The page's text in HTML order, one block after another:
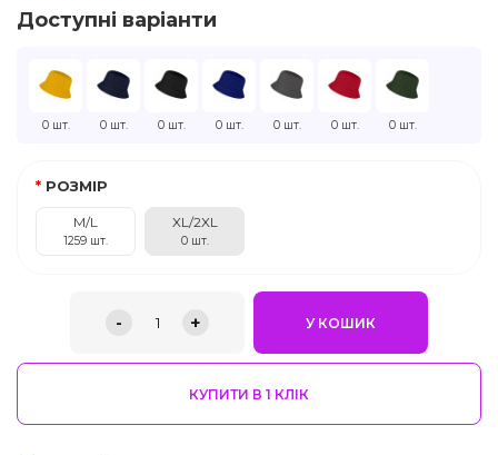
Доступні варіанти
0 шт. 0 шт. 0 шт. 0 шт. 0 шт. 0 шт. 0 шт.
РОЗМІР
M/L
1259 шт.
XL/2XL
0 шт.
- 1 + У КОШИК
КУПИТИ В 1 КЛIК